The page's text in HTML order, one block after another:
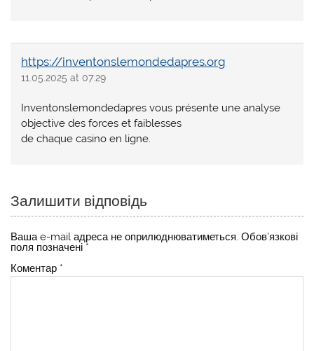
https://inventonslemondedapres.org
11.05.2025 at 07:29
Inventonslemondedapres vous présente une analyse
objective des forces et faiblesses
de chaque casino en ligne.
Залишити відповідь
Ваша e-mail адреса не оприлюднюватиметься. Обов’язкові
поля позначені *
Коментар *